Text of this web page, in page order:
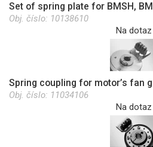
Set of spring plate for BMSH,
Obj. číslo: 10138610
Na dotaz
Spring coupling for motor’s fan
Obj. číslo: 11034106
Na dotaz